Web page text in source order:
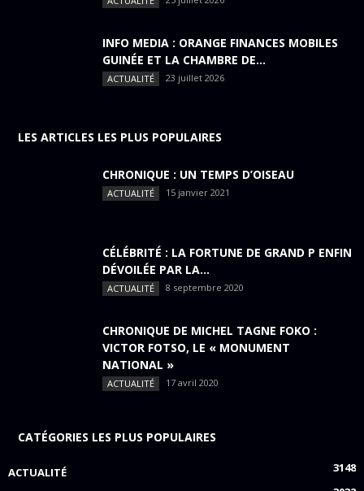
INFO MEDIA : ORANGE FINANCES MOBILES
GUINÉE ET LA CHAMBRE DE...
ACTUALITÉ 23 juillet 2026
LES ARTICLES LES PLUS POPULAIRES
CHRONIQUE : UN TEMPS D’OISEAU
ACTUALITÉ 15 janvier 2021
CÉLÉBRITÉ : LA FORTUNE DE GRAND P ENFIN
DÉVOILÉE PAR LA...
ACTUALITÉ 8 septembre 2020
CHRONIQUE DE MICHEL TAGNE FOKO :
VICTOR FOTSO, LE « MONUMENT
NATIONAL »
ACTUALITÉ 17 avril 2020
CATÉGORIES LES PLUS POPULAIRES
ACTUALITÉ
3148